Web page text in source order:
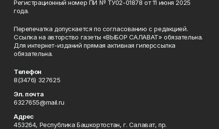
Регистрационный номер ПИ № ТУ02-01878 от 11 июня 2025
года.
Перепечатка допускается по согласованию с редакцией.
Ссылка на авторство газеты «ВЫБОР САЛАВАТ» обязательна.
Для интернет-изданий прямая активная гиперссылка
обязательна.
Телефон
8(3476) 327625
Эл. почта
6327655@mail.ru
Адрес
453264, Республика Башкортостан, г. Салават, пр.